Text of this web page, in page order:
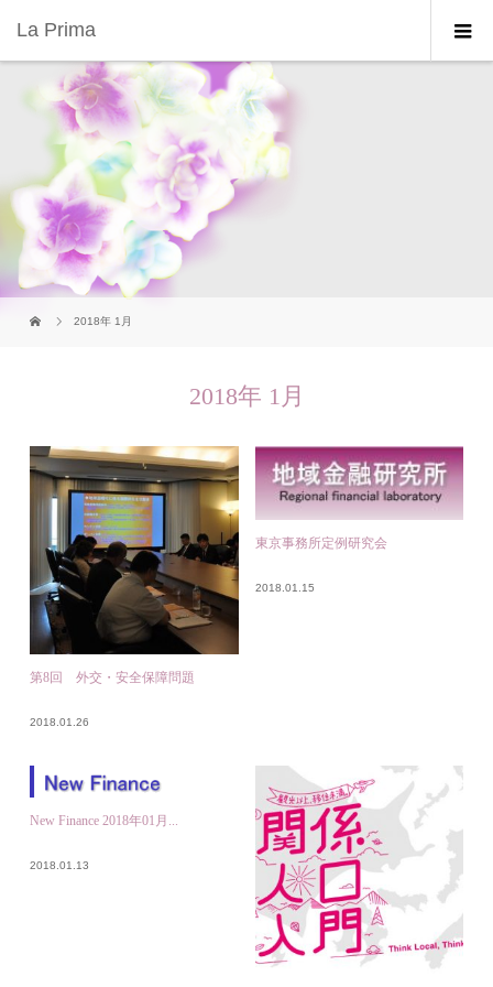
La Prima
2018年 1月
2018年 1月
第8回 外交・安全保障問題
2018.01.26
東京事務所定例研究会
2018.01.15
New Finance 2018年01月...
2018.01.13